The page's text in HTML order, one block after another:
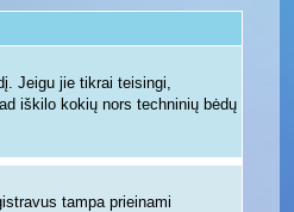
Jeigu jie tikrai teisingi,
iškilo kokių nors techninių bėdų
tampa prieinami